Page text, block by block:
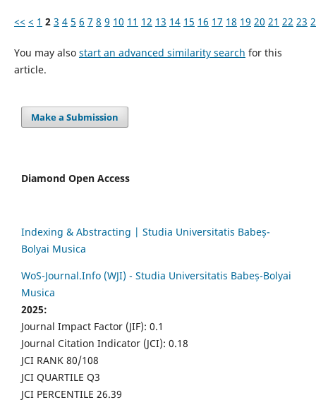
<< < 1 2 3 4 5 6 7 8 9 10 11 12 13 14 15 16 17 18 19 20 21 22 23
You may also start an advanced similarity search for this
article.
Make a Submission
Diamond Open Access
Indexing & Abstracting | Studia Universitatis Babeș-
Bolyai Musica
WoS-Journal.Info (WJI) - Studia Universitatis Babeș-Bolyai
Musica
2025:
Journal Impact Factor (JIF): 0.1
Journal Citation Indicator (JCI): 0.18
JCI RANK 80/108
JCI QUARTILE Q3
JCI PERCENTILE 26.39